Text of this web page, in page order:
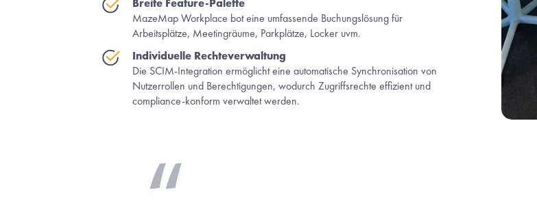
Breite Feature-Palette
MazeMap Workplace bot eine umfassende Buchungslösung für
Arbeitsplätze, Meetingräume, Parkplätze, Locker uvm.
Individuelle Rechteverwaltung
Die SCIM-Integration ermöglicht eine automatische Synchronisation von
Nutzerrollen und Berechtigungen, wodurch Zugriffsrechte effizient und
compliance-konform verwaltet werden.